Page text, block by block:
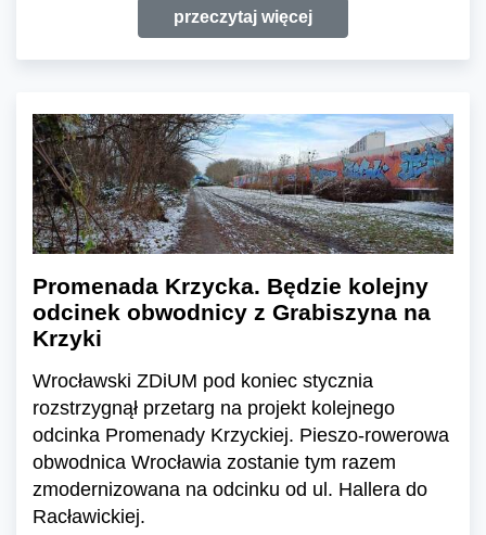
przeczytaj więcej
Promenada Krzycka. Będzie kolejny
odcinek obwodnicy z Grabiszyna na
Krzyki
Wrocławski ZDiUM pod koniec stycznia
rozstrzygnął przetarg na projekt kolejnego
odcinka Promenady Krzyckiej. Pieszo-rowerowa
obwodnica Wrocławia zostanie tym razem
zmodernizowana na odcinku od ul. Hallera do
Racławickiej.